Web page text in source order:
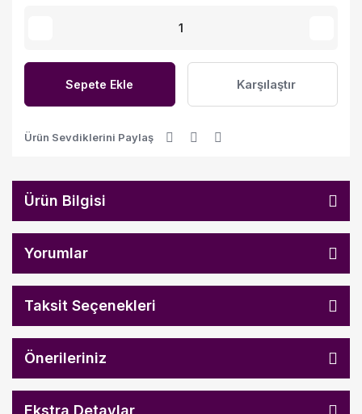
Sepete Ekle Karşılaştır
Ürün Sevdiklerini Paylaş
Ürün Bilgisi
Yorumlar
Taksit Seçenekleri
Önerileriniz
Ekstra Detaylar